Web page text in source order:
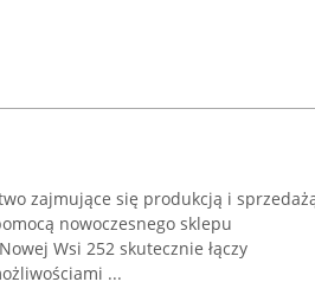
zajmujące się produkcją i
nowoczesnego sklepu
Wsi 252 skutecznie łączy
...